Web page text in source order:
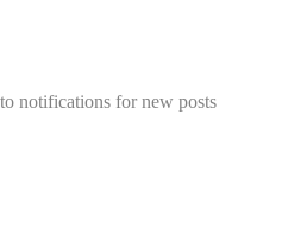
notifications for new posts